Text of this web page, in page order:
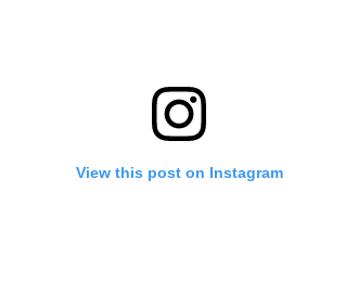
View this post on Instagram